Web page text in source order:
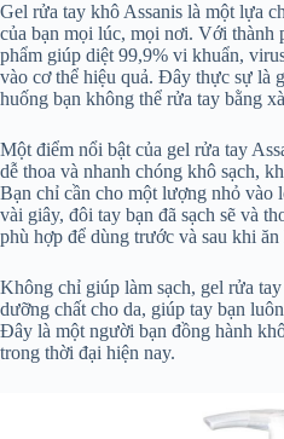
Gel rửa tay khô Assanis là một lựa
của bạn mọi lúc, mọi nơi. Với thành
phẩm giúp diệt 99,9% vi khuẩn,
vào cơ thể hiệu quả. Đây thực sự là
huống bạn không thể rửa tay bằng
Một điểm nổi bật của gel rửa tay
dễ thoa và nhanh chóng khô sạch,
Bạn chỉ cần cho một lượng nhỏ vào
vài giây, đôi tay bạn đã sạch sẽ và
phù hợp để dùng trước và sau khi
Không chỉ giúp làm sạch, gel rửa
dưỡng chất cho da, giúp tay bạn
Đây là một người bạn đồng hành
trong thời đại hiện nay.